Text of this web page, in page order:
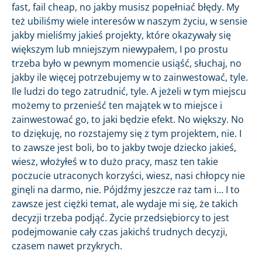
fast, fail cheap, no jakby musisz popełniać błędy. My
też ubiliśmy wiele interesów w naszym życiu, w sensie
jakby mieliśmy jakieś projekty, które okazywały się
większym lub mniejszym niewypałem, I po prostu
trzeba było w pewnym momencie usiąść, słuchaj, no
jakby ile więcej potrzebujemy w to zainwestować, tyle.
Ile ludzi do tego zatrudnić, tyle. A jeżeli w tym miejscu
możemy to przenieść ten majątek w to miejsce i
zainwestować go, to jaki będzie efekt. No większy. No
to dziękuję, no rozstajemy się z tym projektem, nie. I
to zawsze jest boli, bo to jakby twoje dziecko jakieś,
wiesz, włożyłeś w to dużo pracy, masz ten takie
poczucie utraconych korzyści, wiesz, nasi chłopcy nie
ginęli na darmo, nie. Pójdźmy jeszcze raz tam i… I to
zawsze jest ciężki temat, ale wydaje mi się, że takich
decyzji trzeba podjąć. Życie przedsiębiorcy to jest
podejmowanie cały czas jakichś trudnych decyzji,
czasem nawet przykrych.